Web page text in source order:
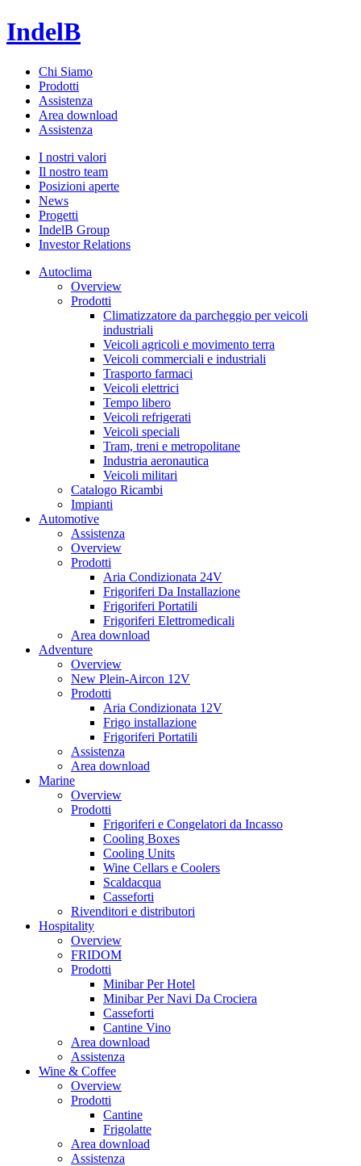
IndelB
Chi Siamo
Prodotti
Assistenza
Area download
Assistenza
I nostri valori
Il nostro team
Posizioni aperte
News
Progetti
IndelB Group
Investor Relations
Autoclima
Overview
Prodotti
Climatizzatore da parcheggio per veicoli
industriali
Veicoli agricoli e movimento terra
Veicoli commerciali e industriali
Trasporto farmaci
Veicoli elettrici
Tempo libero
Veicoli refrigerati
Veicoli speciali
Tram, treni e metropolitane
Industria aeronautica
Veicoli militari
Catalogo Ricambi
Impianti
Automotive
Assistenza
Overview
Prodotti
Aria Condizionata 24V
Frigoriferi Da Installazione
Frigoriferi Portatili
Frigoriferi Elettromedicali
Area download
Adventure
Overview
New Plein-Aircon 12V
Prodotti
Aria Condizionata 12V
Frigo installazione
Frigoriferi Portatili
Assistenza
Area download
Marine
Overview
Prodotti
Frigoriferi e Congelatori da Incasso
Cooling Boxes
Cooling Units
Wine Cellars e Coolers
Scaldacqua
Casseforti
Rivenditori e distributori
Hospitality
Overview
FRIDOM
Prodotti
Minibar Per Hotel
Minibar Per Navi Da Crociera
Casseforti
Cantine Vino
Area download
Assistenza
Wine & Coffee
Overview
Prodotti
Cantine
Frigolatte
Area download
Assistenza